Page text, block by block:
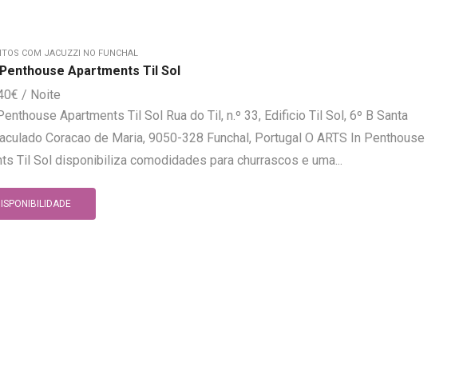
COM JACUZZI NO FUNCHAL
Apartments Til Sol
€
Apartments Til Sol Rua do Til, n.º 33, Edificio Til Sol, 6º B Santa
Coracao de Maria, 9050-328 Funchal, Portugal O ARTS In Penthouse
Til Sol disponibiliza comodidades para churrascos e uma...